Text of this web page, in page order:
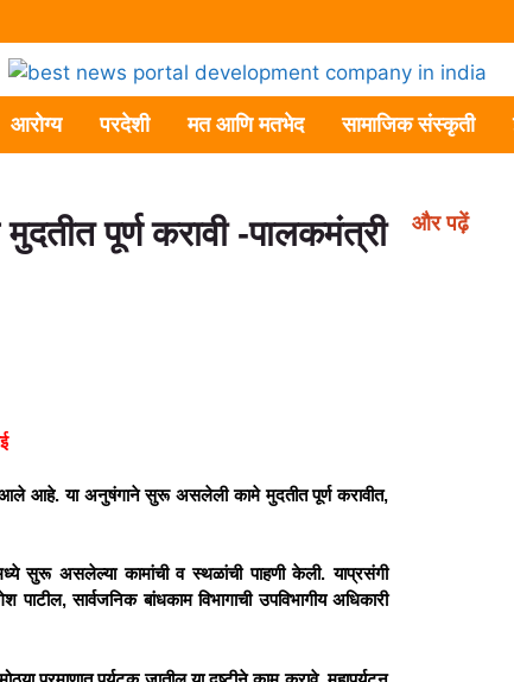
आरोग्य परदेशी मत आणि मतभेद सामाजिक संस्कृती
पूर्ण करावी -पालकमंत्री
आले आहे. या अनुषंगाने सुरू असलेली कामे मुदतीत पूर्ण करावीत,
सुरू असलेल्या कामांची व स्थळांची पाहणी केली. याप्रसंगी
सार्वजनिक बांधकाम विभागाची उपविभागीय अधिकारी
और पढ़ें